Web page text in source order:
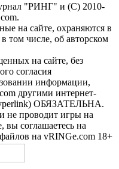
"РИНГ" и (С) 2010-
на сайте, охраняются в
в том числе, об авторском
на сайте, без
согласия
информации,
другими интернет-
ОБЯЗАТЕЛЬНА.
не проводит игры на
вы соглашаетесь на
на vRINGe.com 18+